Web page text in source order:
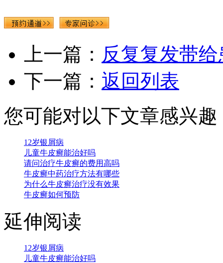
上一篇： 反复复发带
下一篇： 返回列表
您可能对以下文章感兴趣
12岁银屑病
儿童牛皮癣能治好吗
请问治疗牛皮癣的费用高吗
牛皮癣中药治疗方法有哪些
为什么牛皮癣治疗没有效果
牛皮癣如何预防
延伸阅读
12岁银屑病
儿童牛皮癣能治好吗